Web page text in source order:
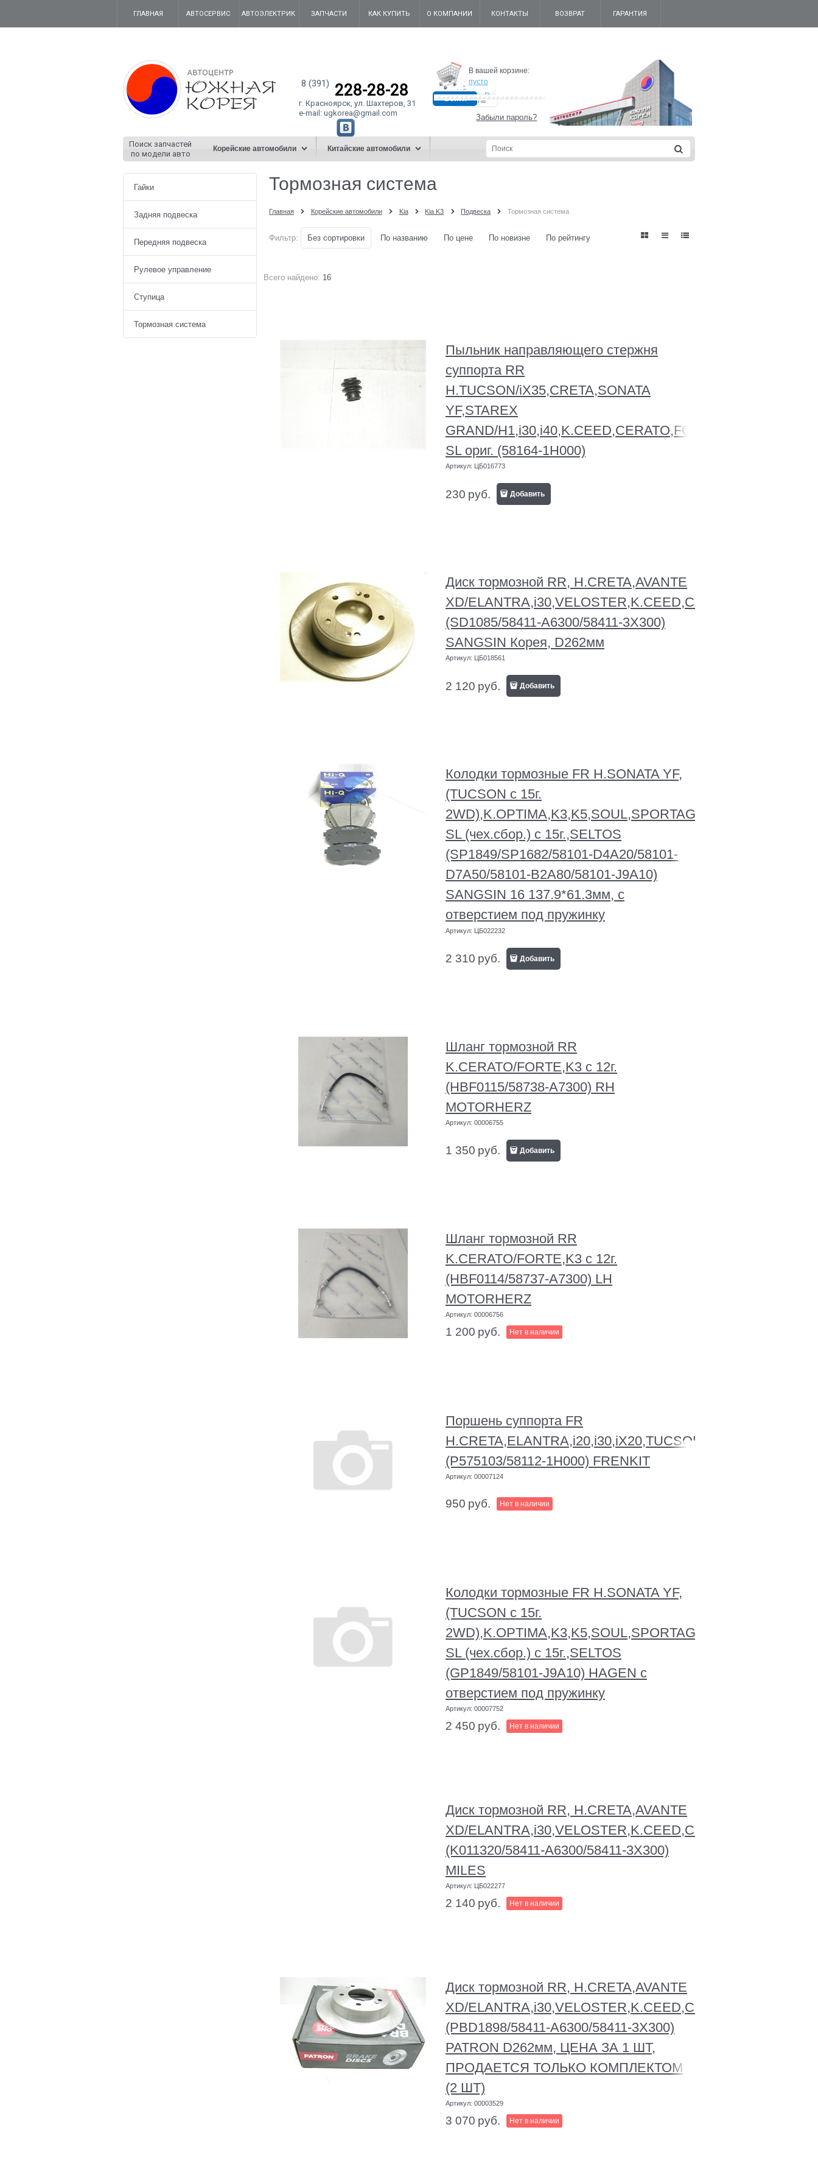
ГЛАВНАЯ АВТОСЕРВИС АВТОЭЛЕКТРИК ЗАПЧАСТИ КАК КУПИТЬ О КОМПАНИИ КОНТАКТЫ ВОЗВРАТ ГАРАНТИЯ
8 (391) 228-28-28
г. Красноярск, ул. Шахтеров, 31
e-mail: ugkorea@gmail.com
Забыли пароль?
Регистрация
В вашей корзине:
пусто
Поиск запчастей
по модели авто
Корейские автомобили Китайские автомобили
Гайки
Задняя подвеска
Передняя подвеска
Рулевое управление
Ступица
Тормозная система
Тормозная система
Главная Корейские автомобили Kia Kia K3 Подвеска Тормозная система
Фильтр: Без сортировки По названию По цене По новизне По рейтингу
Всего найдено: 16
Пыльник направляющего стержня
суппорта RR
H.TUCSON/iX35,CRETA,SONATA
YF,STAREX
GRAND/
SL ориг. (58164-1H000)
Артикул: ЦБ016773
руб.
230 Добавить
Диск тормозной RR, H.CRETA,AVANTE
XD/ELANTRA,i30,VELOSTER,K.CEED,CERATO/
(SD1085/58411-A6300/58411-3X300)
SANGSIN Корея, D262мм
Артикул: ЦБ018561
руб.
2 120 Добавить
Колодки тормозные FR H.SONATA YF,
(TUCSON с 15г.
2WD),K.OPTIMA,K3,K5,SOUL,SPORTAGE
SL (чех.сбор.) с 15г.,SELTOS
(SP1849/SP1682/58101-D4A20/58101-
D7A50/58101-B2A80/58101-J9A10)
SANGSIN 16 137.9*61.3мм, с
отверстием под пружинку
Артикул: ЦБ022232
руб.
2 310 Добавить
Шланг тормозной RR
K.CERATO/FORTE,K3 с 12г.
(HBF0115/58738-A7300) RH
MOTORHERZ
Артикул: 00006755
руб.
1 350 Добавить
Шланг тормозной RR
K.CERATO/FORTE,K3 с 12г.
(HBF0114/58737-A7300) LH
MOTORHERZ
Артикул: 00006756
руб.
1 200 Нет в наличии
Поршень суппорта FR
H.CRETA,ELANTRA,i20,i30,iX20,TUCSON/
(P575103/58112-1H000) FRENKIT
Артикул: 00007124
руб.
950 Нет в наличии
Колодки тормозные FR H.SONATA YF,
(TUCSON с 15г.
2WD),K.OPTIMA,K3,K5,SOUL,SPORTAGE
SL (чех.сбор.) с 15г.,SELTOS
(GP1849/58101-J9A10) HAGEN с
отверстием под пружинку
Артикул: 00007752
руб.
2 450 Нет в наличии
Диск тормозной RR, H.CRETA,AVANTE
XD/ELANTRA,i30,VELOSTER,K.CEED,CERATO/
(K011320/58411-A6300/58411-3X300)
MILES
Артикул: ЦБ022277
руб.
2 140 Нет в наличии
Диск тормозной RR, H.CRETA,AVANTE
XD/ELANTRA,i30,VELOSTER,K.CEED,CERATO/
(PBD1898/58411-A6300/58411-3X300)
PATRON D262мм, ЦЕНА ЗА 1 ШТ,
ПРОДАЕТСЯ ТОЛЬКО КОМПЛЕКТОМ
(2 ШТ)
Артикул: 00003529
руб.
3 070 Нет в наличии